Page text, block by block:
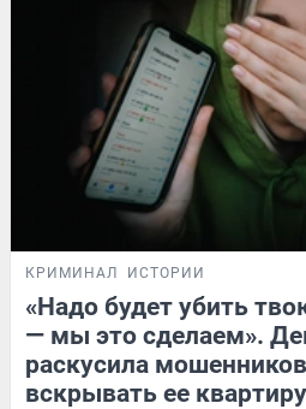
КРИМИНАЛ ИСТОРИИ
«Надо будет убить
— мы это сделаем».
раскусила
вскрывать ее квартиру